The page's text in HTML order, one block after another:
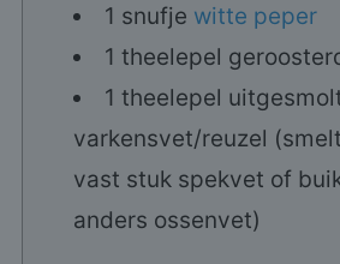
1 snufje witte peper
1 theelepel
1 theelepel
varkensvet/reuzel
vast stuk spekvet of
anders ossenvet)